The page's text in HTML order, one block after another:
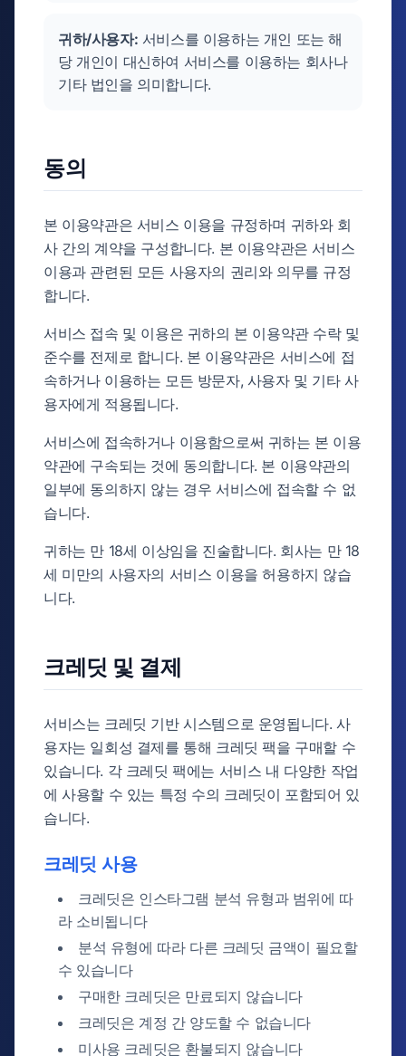
귀하/사용자: 서비스를 이용하는 개인 또는 해
당 개인이 대신하여 서비스를 이용하는 회사나
기타 법인을 의미합니다.
동의
본 이용약관은 서비스 이용을 규정하며 귀하와 회
사 간의 계약을 구성합니다. 본 이용약관은 서비스
이용과 관련된 모든 사용자의 권리와 의무를 규정
합니다.
서비스 접속 및 이용은 귀하의 본 이용약관 수락 및
준수를 전제로 합니다. 본 이용약관은 서비스에 접
속하거나 이용하는 모든 방문자, 사용자 및 기타 사
용자에게 적용됩니다.
서비스에 접속하거나 이용함으로써 귀하는 본 이용
약관에 구속되는 것에 동의합니다. 본 이용약관의
일부에 동의하지 않는 경우 서비스에 접속할 수 없
습니다.
귀하는 만 18세 이상임을 진술합니다. 회사는 만 18
세 미만의 사용자의 서비스 이용을 허용하지 않습
니다.
크레딧 및 결제
서비스는 크레딧 기반 시스템으로 운영됩니다. 사
용자는 일회성 결제를 통해 크레딧 팩을 구매할 수
있습니다. 각 크레딧 팩에는 서비스 내 다양한 작업
에 사용할 수 있는 특정 수의 크레딧이 포함되어 있
습니다.
크레딧 사용
크레딧은 인스타그램 분석 유형과 범위에 따
라 소비됩니다
분석 유형에 따라 다른 크레딧 금액이 필요할
수 있습니다
구매한 크레딧은 만료되지 않습니다
크레딧은 계정 간 양도할 수 없습니다
미사용 크레딧은 환불되지 않습니다